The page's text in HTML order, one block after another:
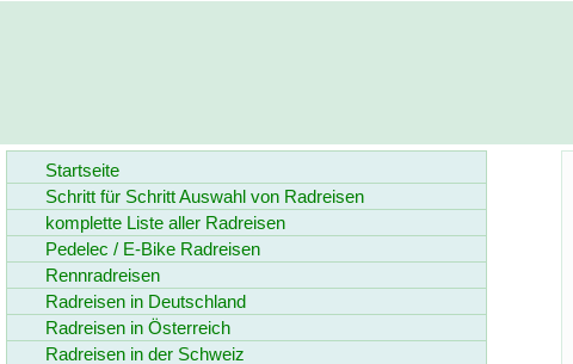
Startseite
Schritt für Schritt Auswahl von Radreisen
komplette Liste aller Radreisen
Pedelec / E-Bike Radreisen
Rennradreisen
Radreisen in Deutschland
Radreisen in Österreich
Radreisen in der Schweiz